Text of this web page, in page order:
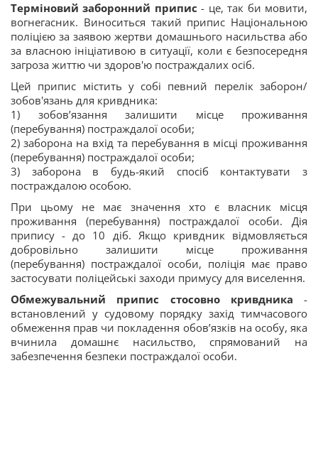
Терміновий заборонний припис - це, так би мовити,
вогнегасник. Виноситься такий припис Національною
поліцією за заявою жертви домашнього насильства або
за власною ініціативою в ситуації, коли є безпосередня
загроза життю чи здоров'ю постраждалих осіб.
Цей припис містить у собі певний перелік заборон/
зобов'язань для кривдника:
1) зобов’язання залишити місце проживання
(перебування) постраждалої особи;
2) заборона на вхід та перебування в місці проживання
(перебування) постраждалої особи;
3) заборона в будь-який спосіб контактувати з
постраждалою особою.
При цьому не має значення хто є власник місця
проживання (перебування) постраждалої особи. Дія
припису - до 10 діб. Якщо кривдник відмовляється
добровільно залишити місце проживання
(перебування) постраждалої особи, поліція має право
застосувати поліцейські заходи примусу для виселення.
Обмежувальний припис стосовно кривдника -
встановлений у судовому порядку захід тимчасового
обмеження прав чи покладення обов’язків на особу, яка
вчинила домашнє насильство, спрямований на
забезпечення безпеки постраждалої особи.